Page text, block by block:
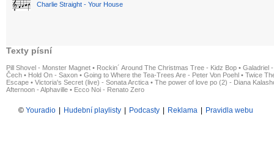
Charlie Straight - Your House
Texty písní
Pill Shovel - Monster Magnet • Rockin´ Around The Christmas Tree - Kidz Bop • Galadriel
Čech • Hold On - Saxon • Going to Where the Tea-Trees Are - Peter Von Poehl • Twice
Escape • Victoria's Secret (live) - Sonata Arctica • The power of love po (2) - Diana
Afternoon - Alphaville • Ecco Noi - Renato Zero
© Youradio Hudební playlisty Podcasty Reklama Pravidla webu